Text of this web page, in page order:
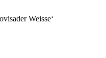
Weisse‘